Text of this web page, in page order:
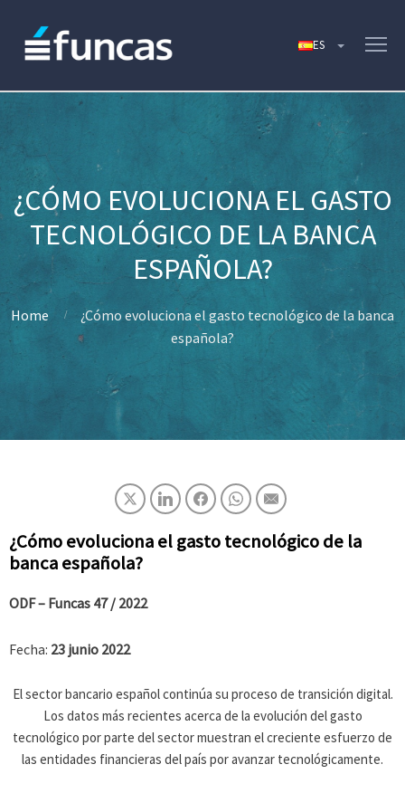
¿CÓMO EVOLUCIONA EL GASTO
TECNOLÓGICO DE LA BANCA
ESPAÑOLA?
Home
¿Cómo evoluciona el gasto tecnológico de la banca
española?
¿Cómo evoluciona el gasto tecnológico de la
banca española?
ODF – Funcas 47 / 2022
Fecha: 23 junio 2022
El sector bancario español continúa su proceso de transición digital.
Los datos más recientes acerca de la evolución del gasto
tecnológico por parte del sector muestran el creciente esfuerzo de
las entidades financieras del país por avanzar tecnológicamente.